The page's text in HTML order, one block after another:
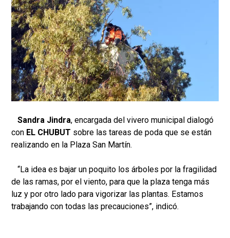
Sandra Jindra, encargada del vivero municipal dialogó
con EL CHUBUT sobre las tareas de poda que se están
realizando en la Plaza San Martín.
“La idea es bajar un poquito los árboles por la fragilidad
de las ramas, por el viento, para que la plaza tenga más
luz y por otro lado para vigorizar las plantas. Estamos
trabajando con todas las precauciones”, indicó.